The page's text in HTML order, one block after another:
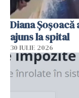
Diana
ajuns la spital
30 IULIE 2026